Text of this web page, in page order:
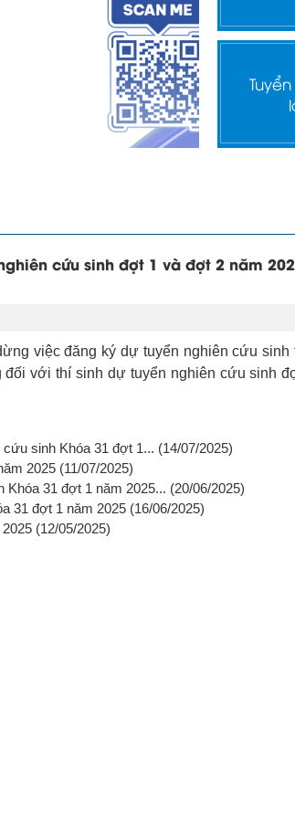
cứu sinh đợt 1 và đợt 2 năm
việc đăng ký dự tuyển nghiên cứu sinh
với thí sinh dự tuyển nghiên cứu sinh
sinh Khóa 31 đợt 1... (14/07/2025)
2025 (11/07/2025)
Khóa 31 đợt 1 năm 2025... (20/06/2025)
31 đợt 1 năm 2025 (16/06/2025)
(12/05/2025)